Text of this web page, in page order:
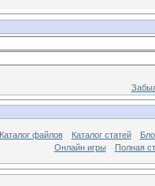
Каталог файлов Каталог статей
Онлайн игры
Полная